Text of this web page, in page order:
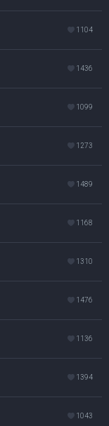
1104
1436
1099
1273
1489
1168
1310
1476
1136
1394
1043